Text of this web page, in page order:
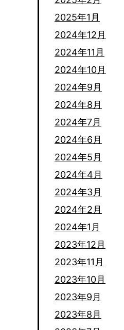
2025年1月
2024年12月
2024年11月
2024年10月
2024年9月
2024年8月
2024年7月
2024年6月
2024年5月
2024年4月
2024年3月
2024年2月
2024年1月
2023年12月
2023年11月
2023年10月
2023年9月
2023年8月